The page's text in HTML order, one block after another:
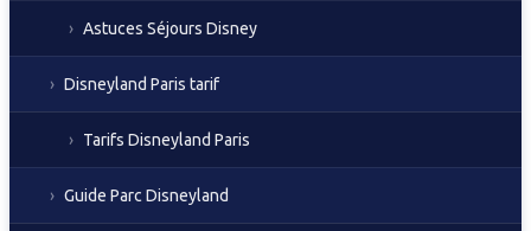
Astuces Séjours Disney
Disneyland Paris tarif
Tarifs Disneyland Paris
Guide Parc Disneyland